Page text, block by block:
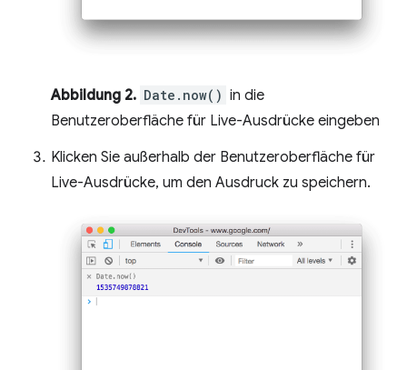
Abbildung 2. Date.now() in die
Benutzeroberfläche für Live-Ausdrücke eingeben
Klicken Sie außerhalb der Benutzeroberfläche für
Live-Ausdrücke, um den Ausdruck zu speichern.